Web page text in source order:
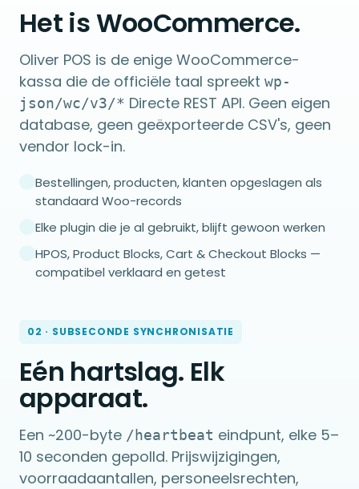
Het is WooCommerce.
Oliver POS is de enige WooCommerce-
kassa die de officiële taal spreekt wp-
json/wc/v3/* Directe REST API. Geen eigen
database, geen geëxporteerde CSV's, geen
vendor lock-in.
Bestellingen, producten, klanten opgeslagen als
standaard Woo-records
Elke plugin die je al gebruikt, blijft gewoon werken
HPOS, Product Blocks, Cart & Checkout Blocks —
compatibel verklaard en getest
02 · SUBSECONDE SYNCHRONISATIE
Eén hartslag. Elk
apparaat.
Een ~200-byte /heartbeat eindpunt, elke 5–
10 seconden gepolld. Prijswijzigingen,
voorraadaantallen, personeelsrechten,